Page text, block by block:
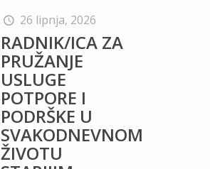
26 lipnja, 2026
RADNIK/ICA ZA
PRUŽANJE
USLUGE
POTPORE I
PODRŠKE U
SVAKODNEVNOM
ŽIVOTU